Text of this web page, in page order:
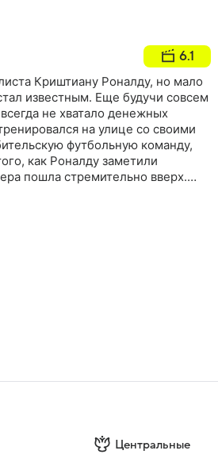
6.1
Криштиану Роналду, но мало
известным. Еще будучи совсем
не хватало денежных
на улице со своими
футбольную команду,
как Роналду заметили
пошла стремительно вверх.
и больше не вспоминает
Центральные